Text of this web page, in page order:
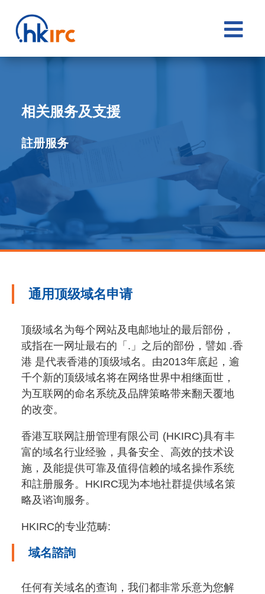

相关服务及支援
註册服务
通用顶级域名申请
顶级域名为每个网站及电邮地址的最后部份，
或指在一网址最右的「.」之后的部份，譬如 .香
港 是代表香港的顶级域名。由2013年底起，逾
千个新的顶级域名将在网络世界中相继面世，
为互联网的命名系统及品牌策略带来翻天覆地
的改变。
香港互联网註册管理有限公司 (HKIRC)具有丰
富的域名行业经验，具备安全、高效的技术设
施，及能提供可靠及值得信赖的域名操作系统
和註册服务。HKIRC现为本地社群提供域名策
略及谘询服务。
HKIRC的专业范畴:
域名諮詢
任何有关域名的查询，我们都非常乐意为您解